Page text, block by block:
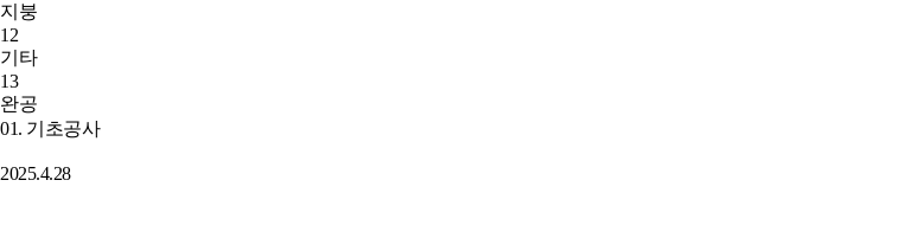
지붕
12
기타
13
완공
01. 기초공사
2025.4.28